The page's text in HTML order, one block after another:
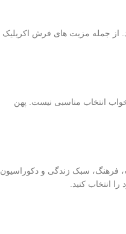
از جمله مزیت های فرش اکریلیک
1500 و یا 1200 شانه برای آشپزخانه و اتاق خواب انتخاب مناسبی نیست. پهن
فرهنگ، سبک زندگی و دکوراسیون
انتخاب کنید.